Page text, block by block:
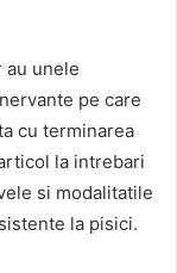
unele
pe care
cu terminarea
la intrebari
si modalitatile
la pisici.